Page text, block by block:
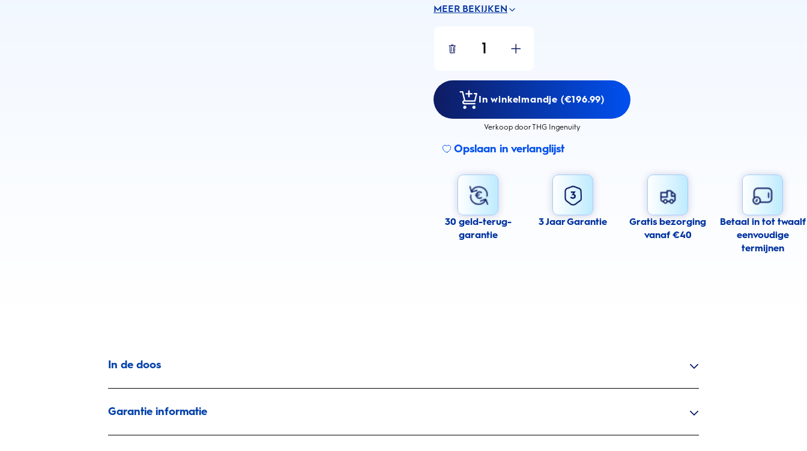
MEER BEKIJKEN
1
In winkelmandje (€196.99)
Verkoop door THG Ingenuity
Opslaan in verlanglijst
30 geld-terug-
garantie
3 Jaar Garantie
Gratis bezorging
vanaf €40
Betaal in tot twaalf
eenvoudige
termijnen
In de doos
Garantie informatie